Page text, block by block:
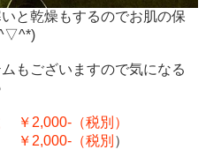
と乾燥もするのでお肌の保
もございますので気になる
￥2,000-（税別）
2,000-（税別 ）